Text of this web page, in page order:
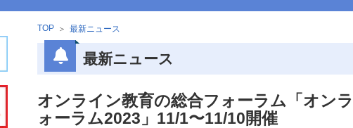
TOP 最新ニュース
最新ニュース
オンライン教育の総合フォーラム「オン
ォーラム2023」11/1〜11/10開催